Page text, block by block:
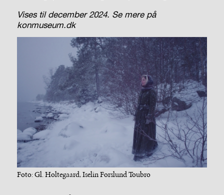
Vises til december 2024. Se mere på
konmuseum.dk
Foto: Gl. Holtegaard, Iselin Forslund Toubro